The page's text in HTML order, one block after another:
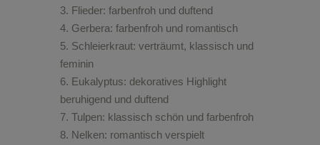
Flieder: farbenfroh und duftend
Gerbera: farbenfroh und romantisch
Schleierkraut: verträumt, klassisch und
feminin
Eukalyptus: dekoratives Highlight
beruhigend und duftend
Tulpen: klassisch schön und farbenfroh
Nelken: romantisch verspielt